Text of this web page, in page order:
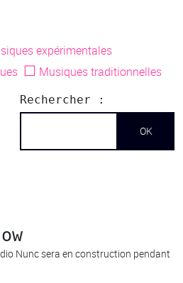
expérimentales
☐ Musiques traditionnelles
Rechercher :
Nunc sera en construction pendant